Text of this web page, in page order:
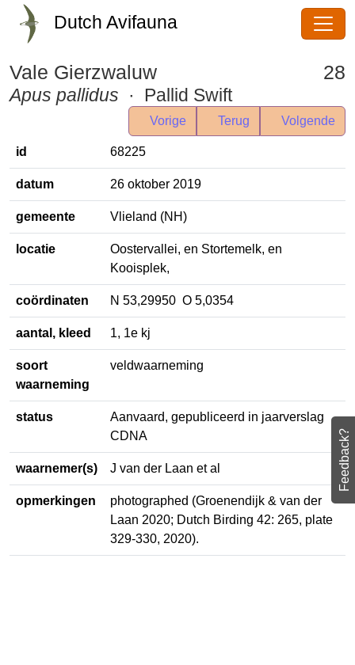
Dutch Avifauna
Vale Gierzwaluw 28
Apus pallidus · Pallid Swift
Vorige Terug
Volgende
id
68225
datum
26 oktober 2019
gemeente
Vlieland (NH)
locatie
Oostervallei, en Stortemelk, en
Kooisplek,
coördinaten
N 53,29950 O 5,0354
aantal, kleed
1, 1e kj
soort
waarneming
veldwaarneming
status
Aanvaard, gepubliceerd in
jaarverslag CDNA
waarnemer(s)
J van der Laan et al
opmerkingen
photographed (Groenendijk & van
der Laan 2020; Dutch Birding 42: 265,
plate 329-330, 2020).
Feedback?